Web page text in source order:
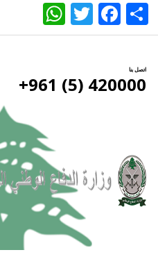
Share
Facebook
Twitter
اتصل بنا
420000 (5) 961+